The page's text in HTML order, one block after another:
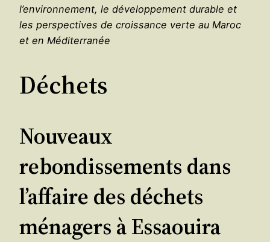
l’environnement, le développement durable et
les perspectives de croissance verte au Maroc
et en Méditerranée
Déchets
Nouveaux
rebondissements dans
l’affaire des déchets
ménagers à Essaouira